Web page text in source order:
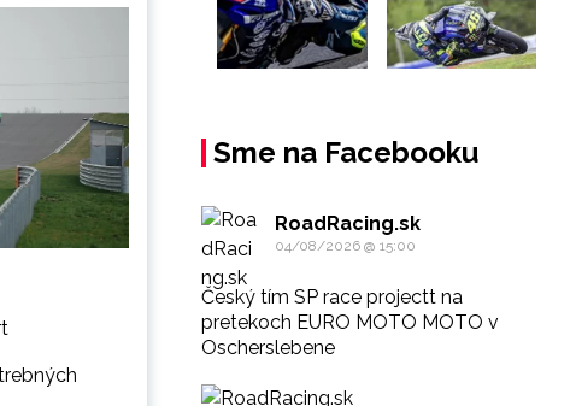
Sme na Facebooku
RoadRacing.sk
04/08/2026 @ 15:00
Český tím SP race projectt na
pretekoch EURO MOTO MOTO v
Oscherslebene